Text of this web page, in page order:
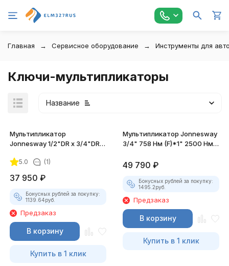
Главная Сервисное оборудование Инструменты для
Ключи-мультипликаторы
Название
Мультипликатор
Jonnesway 1/2"DR х 3/4"DR
5.0 (1)
37 950 ₽
Бонусных рублей за покупку:
1139.64руб.
Предзаказ
В корзину
Купить в 1 клик
Мультипликатор Jonnesway
3/4" 758 Нм (F)*1" 2500 Нм
49 790 ₽
Бонусных рублей за покупку:
1495.2руб.
Предзаказ
В корзину
Купить в 1 клик